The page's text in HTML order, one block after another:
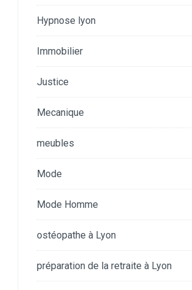
Hypnose lyon
Immobilier
Justice
Mecanique
meubles
Mode
Mode Homme
ostéopathe à Lyon
préparation de la retraite à Lyon